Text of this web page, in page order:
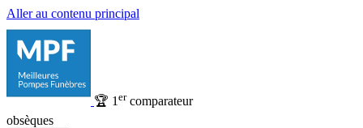
Aller au contenu principal
🏆 1 ercomparateur
obsèques